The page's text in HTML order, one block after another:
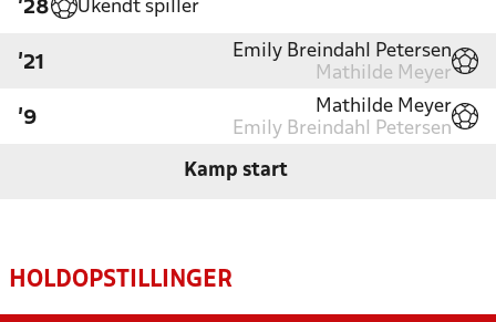
'28 Ukendt spiller
'21
Emily Breindahl Petersen
Mathilde Meyer
'9
Mathilde Meyer
Emily Breindahl Petersen
Kamp start
HOLDOPSTILLINGER